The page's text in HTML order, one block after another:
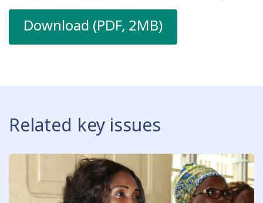
Download (PDF, 2MB)
Related key issues